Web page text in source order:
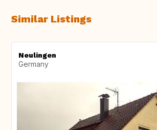
Similar Listings
Neulingen
Germany